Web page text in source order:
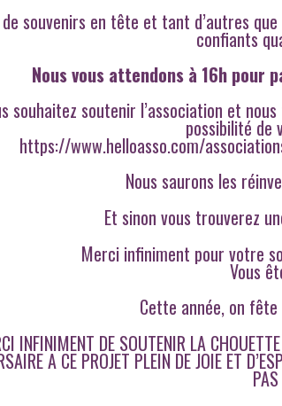
souvenirs en tête et tant d’autres
confiants
Nous vous attendons à 16h
souhaitez soutenir l’association et
possibilité de
https://www.helloasso.com/
Nous saurons les
Et sinon vous trouverez
Merci infiniment pour votre
Vous
Cette année, on
INFINIMENT DE SOUTENIR LA
A CE PROJET PLEIN DE JOIE ET